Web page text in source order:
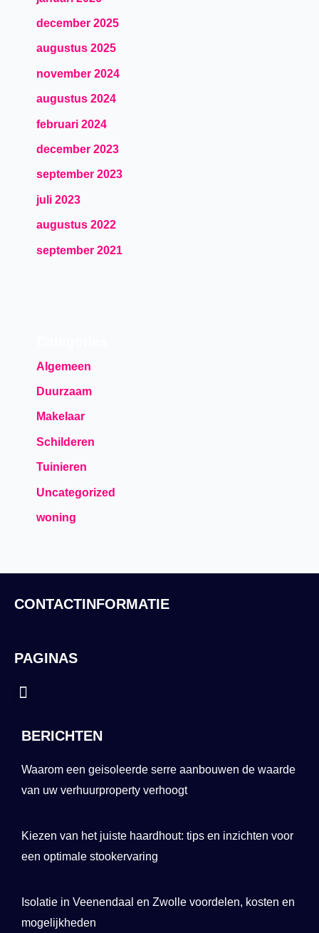
december 2025
augustus 2025
november 2024
augustus 2024
februari 2024
december 2023
september 2023
juli 2023
augustus 2022
september 2021
Algemeen
Duurzaam
Makelaar
Schilderen
Tuinieren
Uncategorized
woning
CONTACTINFORMATIE
PAGINAS
Menu
BERICHTEN
Waarom een geisoleerde serre aanbouwen de waarde
van uw verhuurproperty verhoogt
Kiezen van het juiste haardhout: tips en inzichten voor
een optimale stookervaring
Isolatie in Veenendaal en Zwolle voordelen, kosten en
mogelijkheden